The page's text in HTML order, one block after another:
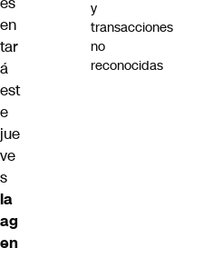
en
tar
á
est
e
jue
ve
s
la
ag
en
y
transacciones
no
reconocidas